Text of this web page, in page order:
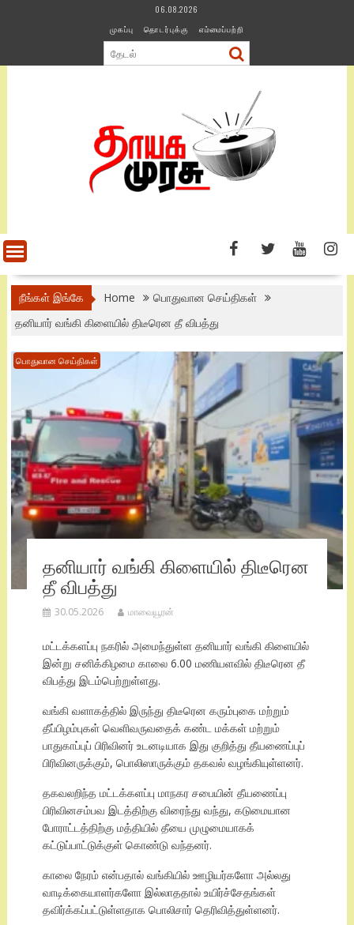
06.08.2026
முகப்பு
தொடர்புக்கு எம்மைப்பற்றி
நீங்கள் இங்கே Home
பொதுவான செய்திகள்
தனியார் வங்கி கிளையில் திடீரென தீ விபத்து
பொதுவான செய்திகள்
தனியார் வங்கி கிளையில் திடீரென
தீ விபத்து
30.05.2026 மாவையூரன்
மட்டக்களப்பு நகரில் அமைந்துள்ள தனியார் வங்கி கிளையில்
இன்று சனிக்கிழமை காலை 6.00 மணியளவில் திடீரென தீ
விபத்து இடம்பெற்றுள்ளது.
வங்கி வளாகத்தில் இருந்து திடீரென கரும்புகை மற்றும்
தீப்பிழம்புகள் வெளிவருவதைக் கண்ட மக்கள் மற்றும்
பாதுகாப்புப் பிரிவினர் உடனடியாக இது குறித்து தீயணைப்புப்
பிரிவினருக்கும், பொலிஸாருக்கும் தகவல் வழங்கியுள்ளனர்.
தகவலறிந்த மட்டக்களப்பு மாநகர சபையின் தீயணைப்பு
பிரிவினசம்பவ இடத்திற்கு விரைந்து வந்து, கடுமையான
போராட்டத்திற்கு மத்தியில் தீயை முழுமையாகக்
கட்டுப்பாட்டுக்குள் கொண்டு வந்தனர்.
காலை நேரம் என்பதால் வங்கியில் ஊழியர்களோ அல்லது
வாடிக்கையாளர்களோ இல்லாததால் உயிர்ச்சேதங்கள்
தவிர்க்கப்பட்டுள்ளதாக பொலிசார் தெரிவித்துள்ளனர்.